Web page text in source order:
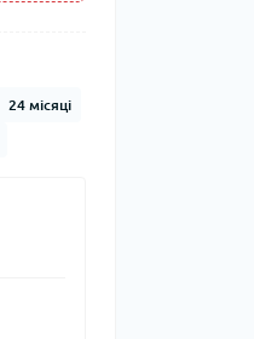
24 місяці